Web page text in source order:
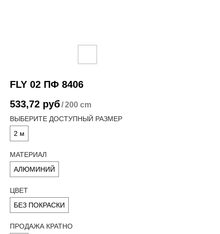
FLY 02 ПФ 8406
533,72 руб/200 cm
ВЫБЕРИТЕ ДОСТУПНЫЙ РАЗМЕР
2 м
МАТЕРИАЛ
АЛЮМИНИЙ
ЦВЕТ
БЕЗ ПОКРАСКИ
ПРОДАЖА КРАТНО